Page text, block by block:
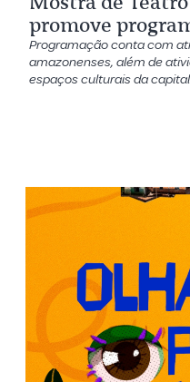
promove
Programação conta com
amazonenses, além de
espaços culturais da capital